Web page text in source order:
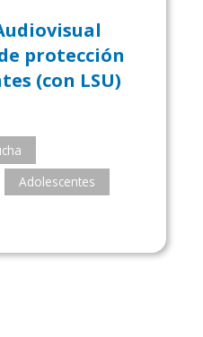
protección
(con LSU)
Adolescentes